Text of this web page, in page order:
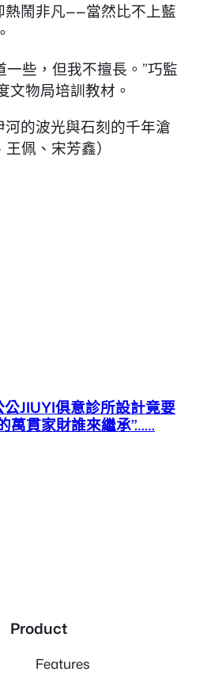
熱鬧非凡——當然比不上藍
些，但我不擅長。”巧監
文物局培訓教材。
河的波光與石刻的千年滄
佩、宋芳鑫）
JIUYI俱意診所設計竟要
萬貫家財誰來繼承”……
Product
Features